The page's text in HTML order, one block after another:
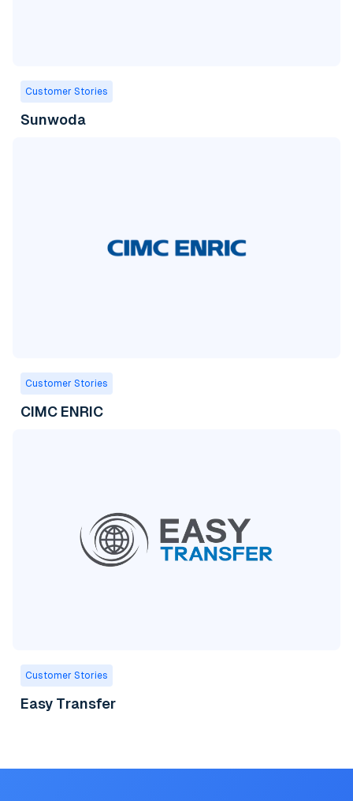
Customer Stories
Sunwoda
Customer Stories
CIMC ENRIC
Customer Stories
Easy Transfer